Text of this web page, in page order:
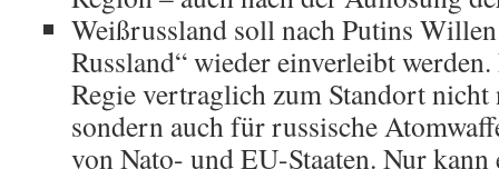
Weißrussland soll nach Putins
Russland“ wieder einverleibt
Regie vertraglich zum Standort
sondern auch für russische
von Nato- und EU-Staaten. Nur